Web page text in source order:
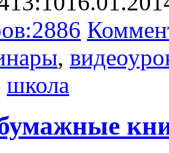
2886
,
школа